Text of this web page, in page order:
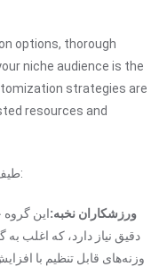
options, thorough
niche audience is the
strategies are
resources and
طیف متنوعی از مشتریان بالقوه را در نظر بگیرید:
ورزشکاران نخبه:این گروه
دقیق نیاز دارد، که اغلب
وزنه‌های قابل تنظیم با